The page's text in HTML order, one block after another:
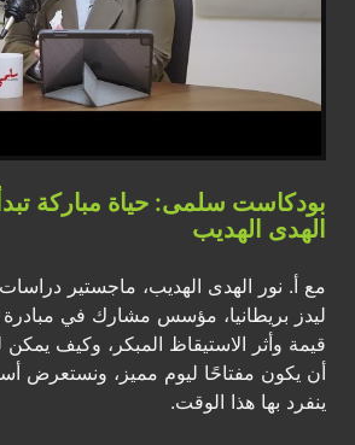
بودكاست سلمى: حياة مباركة
الهدى الهديب
مع أ. نور الهدى الهديب، ماجستير
ليدز بريطانيا، مؤسس مشارك في
قيمة وأثر الاستيقاظ المبكر، وكيف يمكن
أن يكون مفتاحًا ليوم مميز، ونستعرض
ينفرد بها هذا الوقت.